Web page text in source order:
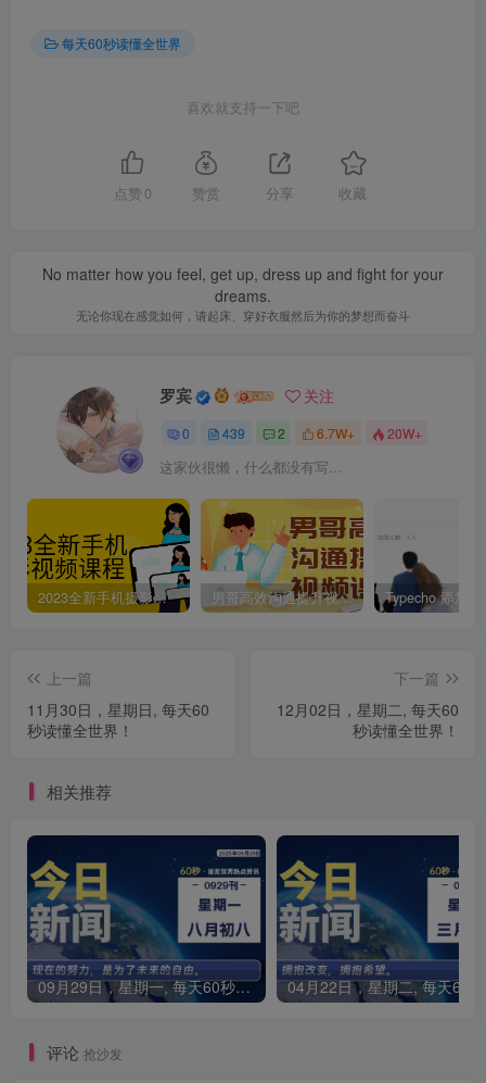
每天60秒读懂全世界
喜欢就支持一下吧
点赞 0 赞赏 分享 收藏
No matter how you feel, get up, dress up and fight for your
dreams.
无论你现在感觉如何，请起床、穿好衣服然后为你的梦想而奋斗
罗宾 关注
0 439 2 6.7W+ 20W+
这家伙很懒，什么都没有写...
2023全新手机摄影视频课程 男哥高效沟通提升视频课程
上一篇
11月30日，星期日, 每天60
秒读懂全世界！
下一篇
12月02日，星期二, 每天60
秒读懂全世界！
相关推荐
09月29日，星期一, 每天60秒读懂全世界！
评论 抢沙发